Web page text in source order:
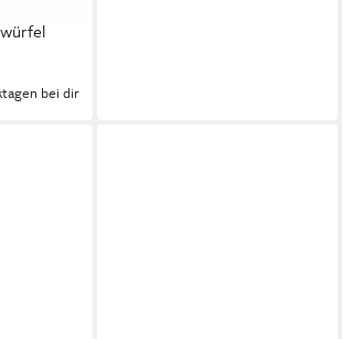
bei dir